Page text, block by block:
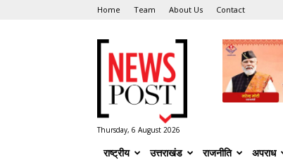
Home Team About Us Contact
Post
Thursday, 6 August 2026
राष्ट्रीय उत्तराखंड राजनीति अपराध